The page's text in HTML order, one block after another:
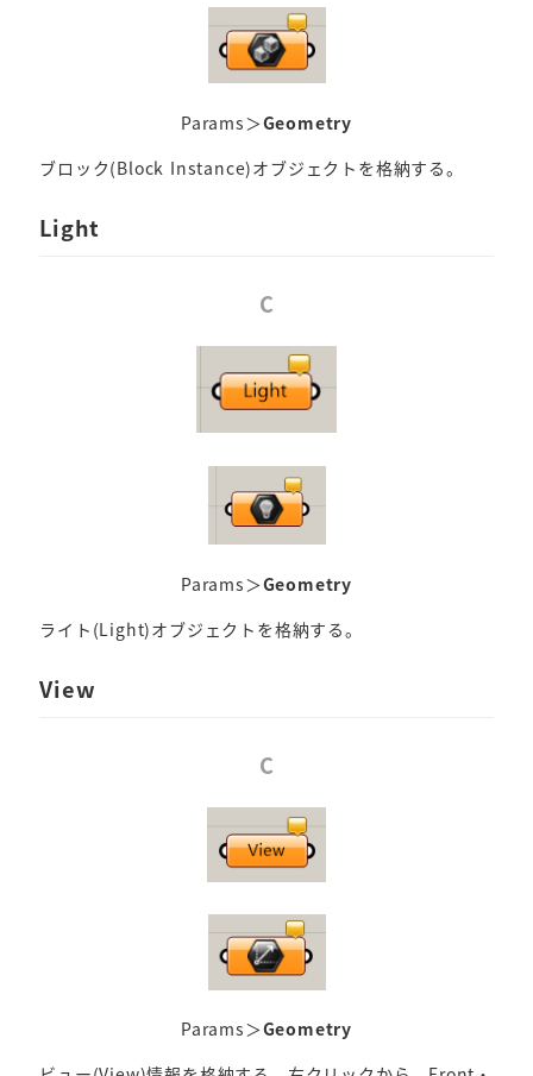
Params＞Geometry
ブロック(Block Instance)オブジェクトを格納する。
Light
C
Params＞Geometry
ライト(Light)オブジェクトを格納する。
View
C
Params＞Geometry